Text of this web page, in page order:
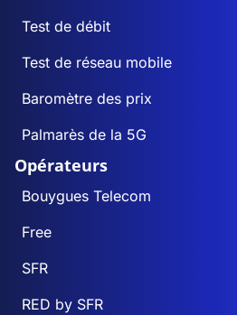
Test de débit
Test de réseau mobile
Baromètre des prix
Palmarès de la 5G
Opérateurs
Bouygues Telecom
Free
SFR
RED by SFR